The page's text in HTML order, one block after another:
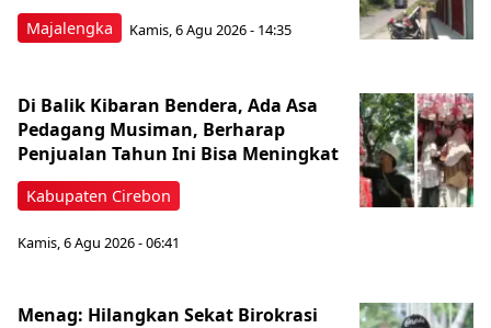
Majalengka Kamis, 6 Agu 2026 - 14:35
Kabupaten Cirebon
Di Balik Kibaran Bendera, Ada Asa
Pedagang Musiman, Berharap
Penjualan Tahun Ini Bisa Meningkat
Kamis, 6 Agu 2026 - 06:41
Menag: Hilangkan Sekat Birokrasi